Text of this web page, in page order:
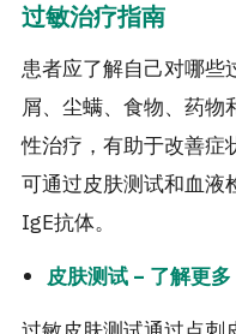
过敏治疗指南
患者应了解自己对哪些
屑、尘螨、食物、药物
性治疗，有助于改善症
可通过皮肤测试和血液
IgE抗体。
皮肤测试 – 了解更多